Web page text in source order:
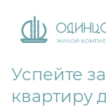
Успейте
квартиру
3-комнатная
Ипотекаот 36 957